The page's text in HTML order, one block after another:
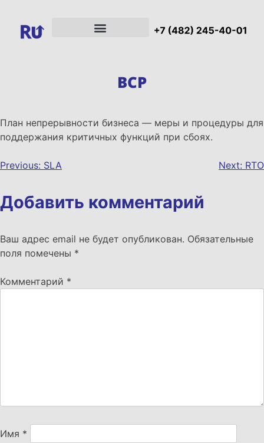
BCP
План непрерывности бизнеса — меры и процедуры для
поддержания критичных функций при сбоях.
Previous: SLA Next: RTO
Добавить комментарий
Ваш адрес email не будет опубликован. Обязательные
поля помечены *
Комментарий *
Имя *